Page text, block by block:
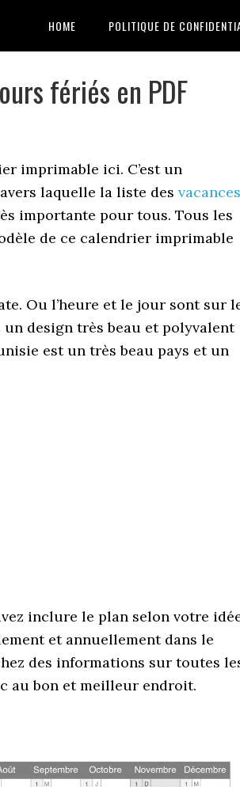
HOME POLITIQUE DE
fériés en PDF
imprimable ici. C’est un
laquelle la liste des vacances
importante pour tous. Tous les
de ce calendrier imprimable
Ou l’heure et le jour sont sur
design très beau et polyvalent
est un très beau pays et un
inclure le plan selon votre
et annuellement dans le
des informations sur toutes
au bon et meilleur endroit.